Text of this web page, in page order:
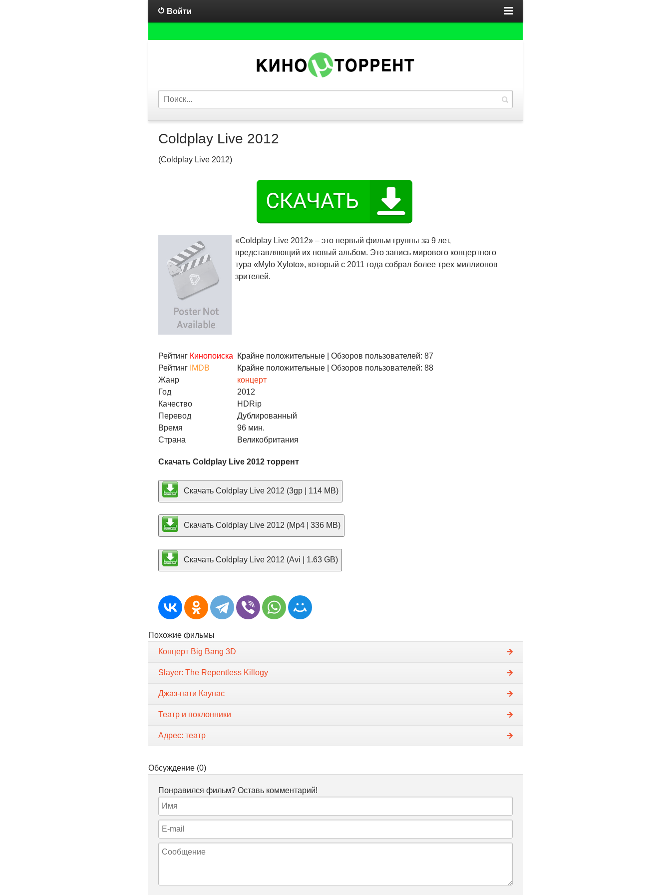
Войти
Coldplay Live 2012
(Coldplay Live 2012)
«Coldplay Live 2012» – это первый фильм группы за 9 лет,
представляющий их новый альбом. Это запись мирового концертного
тура «Mylo Xyloto», который с 2011 года собрал более трех миллионов
зрителей.
Рейтинг Кинопоиска Крайне положительные | Обзоров пользователей: 87
Рейтинг IMDB Крайне положительные | Обзоров пользователей: 88
Жанр
концерт
Год
2012
Качество
HDRip
Перевод
Дублированный
Время
96 мин.
Страна
Великобритания
Скачать Coldplay Live 2012 торрент
Скачать Coldplay Live 2012 (3gp | 114 MB)
Скачать Coldplay Live 2012 (Mp4 | 336 MB)
Скачать Coldplay Live 2012 (Avi | 1.63 GB)
Похожие фильмы
Концерт Big Bang 3D
Slayer: The Repentless Killogy
Джаз-пати Каунас
Театр и поклонники
Адрес: театр
Обсуждение (0)
Понравился фильм? Оставь комментарий!